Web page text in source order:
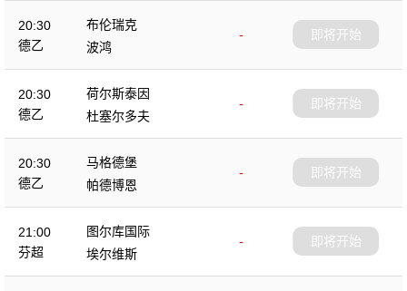
20:30
德乙
布伦瑞克
-
波鸿
即将开始
20:30
德乙
荷尔斯泰因
-
杜塞尔多夫
即将开始
20:30
德乙
马格德堡
-
帕德博恩
即将开始
21:00
芬超
图尔库国际
-
埃尔维斯
即将开始